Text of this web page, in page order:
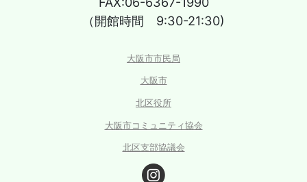
（開館時間 9:30-21:30)
大阪市市民局
大阪市
北区役所
大阪市コミュニティ協会
北区支部協議会